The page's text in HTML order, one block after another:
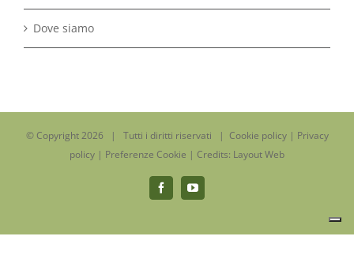
Dove siamo
© Copyright2026 | Tutti i diritti riservati | Cookie policy| Privacy
policy | Preferenze Cookie | Credits: Layout Web
FacebookYouTube